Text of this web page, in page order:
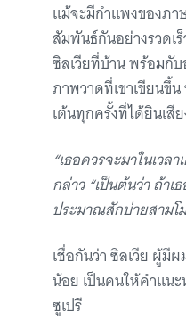
แม้จะมีกำแพงของภ
สัมพันธ์กันอย่างรวดเ
ซิลเวียที่บ้าน พร้อมกั
ภาพวาดที่เขาเขียนขึ้
เต้นทุกครั้งที่ได้ยินเสี
“เธอควรจะมาในเวล
กล่าว “เป็นต้นว่า ถ้า
ประมาณสักบ่ายสามโ
เชื่อกันว่า ซิลเวีย ผู้มี
น้อย เป็นคนให้คำแนะ
ซูเปรี